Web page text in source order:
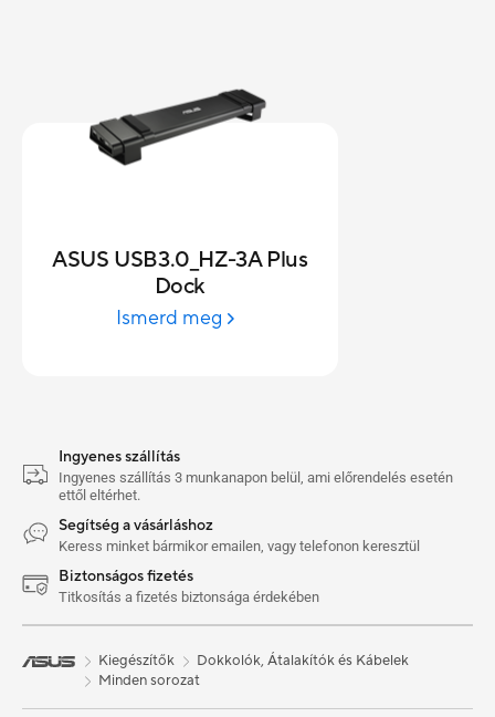
ASUS USB3.0_HZ-3A Plus
Dock
Ismerd meg
Ingyenes szállítás
Ingyenes szállítás 3 munkanapon belül, ami előrendelés esetén
ettől eltérhet.
Segítség a vásárláshoz
Keress minket bármikor emailen, vagy telefonon keresztül
Biztonságos fizetés
Titkosítás a fizetés biztonsága érdekében
Kiegészítők
Dokkolók, Átalakítók és Kábelek
Minden sorozat